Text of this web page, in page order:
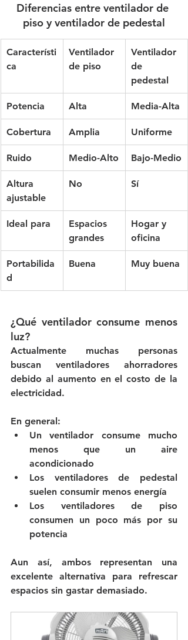
Diferencias entre ventilador de
piso y ventilador de pedestal
Característi
ca
Ventilador
de piso
Ventilador
de
pedestal
Potencia Alta Media-Alta
Cobertura Amplia Uniforme
Ruido Medio-Alto Bajo-Medio
Altura
ajustable
No Sí
Ideal para
Espacios
grandes
Hogar y
oficina
Portabilida
d
Buena Muy buena
¿Qué ventilador consume menos
luz?
Actualmente muchas personas
buscan ventiladores ahorradores
debido al aumento en el costo de la
electricidad.
En general:
Un ventilador consume mucho
menos que un aire
acondicionado
Los ventiladores de pedestal
suelen consumir menos energía
Los ventiladores de piso
consumen un poco más por su
potencia
Aun así, ambos representan una
excelente alternativa para refrescar
espacios sin gastar demasiado.